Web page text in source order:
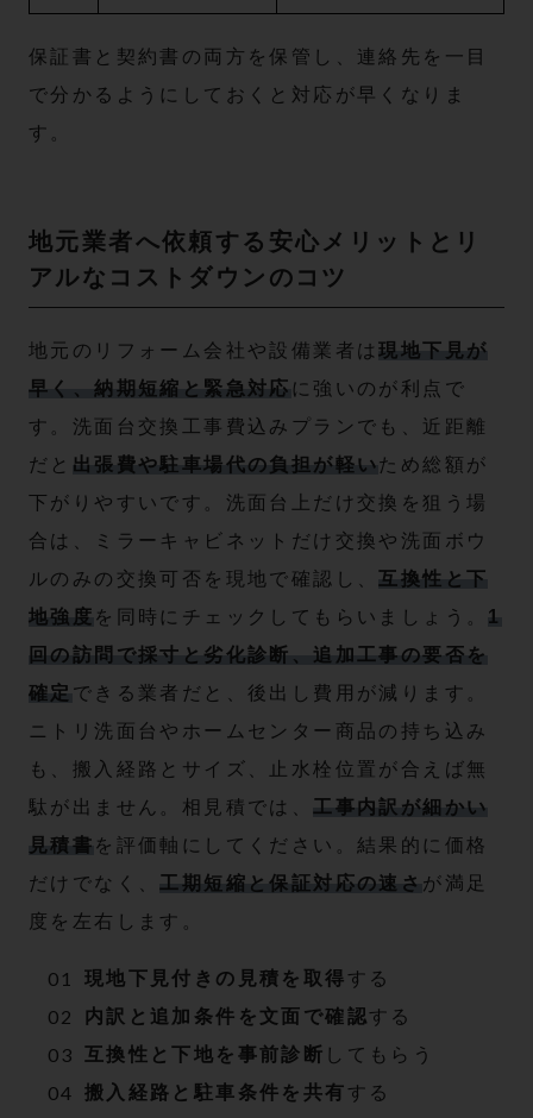
保証書と契約書の両方を保管し、連絡先を一目
で分かるようにしておくと対応が早くなりま
す。
地元業者へ依頼する安心メリットとリ
アルなコストダウンのコツ
地元のリフォーム会社や設備業者は現地下見が
早く、納期短縮と緊急対応 に強いのが利点で
す。洗面台交換工事費込みプランでも、近距離
だと 出張費や駐車場代の負担が軽いため総額が
下がりやすいです。洗面台上だけ交換を狙う場
合は、ミラーキャビネットだけ交換や洗面ボウ
ルのみの交換可否を現地で確認し、互換性と下
地強度 を同時にチェックしてもらいましょう。 1
回の訪問で採寸と劣化診断、追加工事の要否を
確定 できる業者だと、後出し費用が減ります。
ニトリ洗面台やホームセンター商品の持ち込み
も、搬入経路とサイズ、止水栓位置が合えば無
駄が出ません。相見積では、工事内訳が細かい
見積書 を評価軸にしてください。結果的に価格
だけでなく、工期短縮と保証対応の速さ が満足
度を左右します。
現地下見付きの見積を取得 する
内訳と追加条件を文面で確認する
互換性と下地を事前診断 してもらう
搬入経路と駐車条件を共有 する